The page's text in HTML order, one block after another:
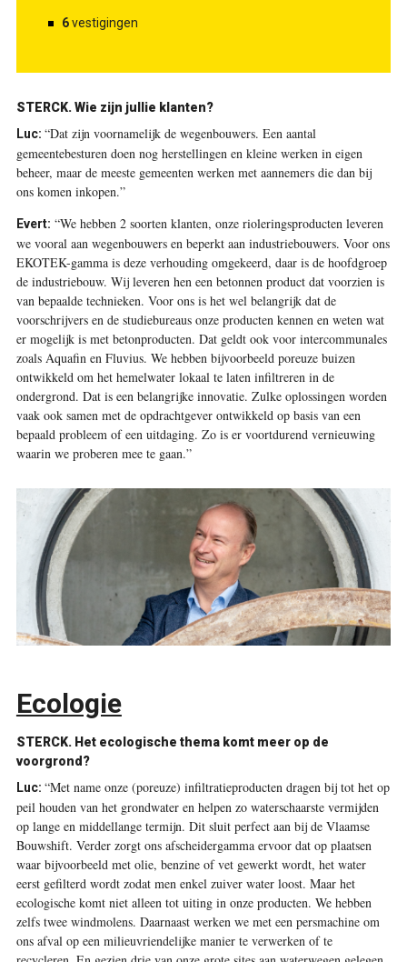
6vestigingen
STERCK.Wie zijn jullie klanten?
Luc: “Dat zijn voornamelijk de wegenbouwers. Een aantal
gemeentebesturen doen nog herstellingen en kleine werken in eigen
beheer, maar de meeste gemeenten werken met aannemers die dan bij
ons komen inkopen.”
Evert: “We hebben 2 soorten klanten, onze rioleringsproducten leveren
we vooral aan wegenbouwers en beperkt aan industriebouwers. Voor ons
EKOTEK-gamma is deze verhouding omgekeerd, daar is de hoofdgroep
de industriebouw. Wij leveren hen een betonnen product dat voorzien is
van bepaalde technieken. Voor ons is het wel belangrijk dat de
voorschrijvers en de studiebureaus onze producten kennen en weten wat
er mogelijk is met betonproducten. Dat geldt ook voor intercommunales
zoals Aquafin en Fluvius. We hebben bijvoorbeeld poreuze buizen
ontwikkeld om het hemelwater lokaal te laten infiltreren in de
ondergrond. Dat is een belangrijke innovatie. Zulke oplossingen worden
vaak ook samen met de opdrachtgever ontwikkeld op basis van een
bepaald probleem of een uitdaging. Zo is er voortdurend vernieuwing
waarin we proberen mee te gaan.”
Ecologie
STERCK. Het ecologische thema komt meer op de
voorgrond?
Luc: “Met name onze (poreuze) infiltratieproducten dragen bij tot het op
peil houden van het grondwater en helpen zo waterschaarste vermijden
op lange en middellange termijn. Dit sluit perfect aan bij de Vlaamse
Bouwshift. Verder zorgt ons afscheidergamma ervoor dat op plaatsen
waar bijvoorbeeld met olie, benzine of vet gewerkt wordt, het water
eerst gefilterd wordt zodat men enkel zuiver water loost. Maar het
ecologische komt niet alleen tot uiting in onze producten. We hebben
zelfs twee windmolens. Daarnaast werken we met een persmachine om
ons afval op een milieuvriendelijke manier te verwerken of te